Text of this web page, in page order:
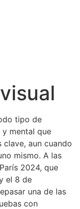
tipo de
mental que
aun cuando
mismo. A las
2024, que
el 8 de
una de las
con